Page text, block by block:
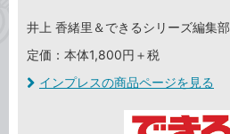
井上 香緒里＆できるシリーズ編集部
定価：本体1,800円＋税
インプレスの商品ページを見る